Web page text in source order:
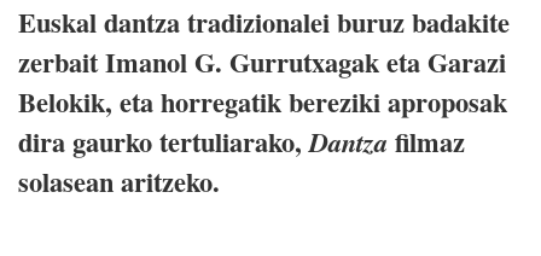
Euskal dantza tradizionalei buruz badakite
zerbait Imanol G. Gurrutxagak eta Garazi
Belokik, eta horregatik bereziki aproposak
dira gaurko tertuliarako,Dantza filmaz
solasean aritzeko.